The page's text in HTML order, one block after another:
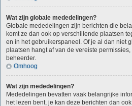
Wat zijn globale mededelingen?
Globale mededelingen zijn berichten die
komt ze dan ook op verschillende plaatsen
en in het gebruikerspaneel. Of je al dan niet
plaatsen hangt af van de vereiste
beheerder.
Omhoog
Wat zijn mededelingen?
Mededelingen bevatten vaak belangrijke
het lezen bent, je kan deze berichten dan